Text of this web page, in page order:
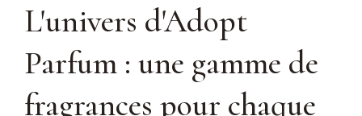
L'univers d'Adopt
Parfum : une gamme de
fragrances pour chaque